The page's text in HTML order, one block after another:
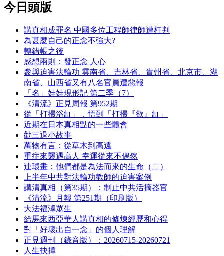
今日頭版
講真相成罪名 中國多位工程師律師遭枉判
為甚麼自己的正念不強大?
轉錯帳之後
感想兩則：發正念 人心
參與迫害法輪功 雲南省、吉林省、貴州省、北京市、湖
南省、山西省又有八名官員遭惡報
「名」娃娃現形記 第二季（7）
《清流》正見周報 第952期
從「打掃浴缸」，悟到「打掃『欲』缸」
近期在日本真相點的一些體會
勸三退小故事
萬物有言：從草木到高遠
重症來襲遇高人 幸運從來不偶然
連環畫：他們都是為法而來的生命（二）
上半年中共對法輪功教師的迫害案例
講清真相（第35期）：制止中共活摘器官
《清流》月報 第251期（印刷版）
大法福澤眾生
給馬來西亞華人講真相的修煉經歷和心得
對「好壞出自一念」的個人理解
正見週刊（錄音版）：20260715-20260721
人生抉擇